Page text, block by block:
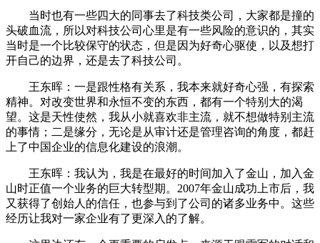
当时也有一些四大的同事去了科技类公司，大家都是撞的
头破血流，所以对科技公司心里是有一些风险的意识的，其实
当时是一个比较保守的状态，但是因为好奇心驱使，以及想打
开自己的边界，还是去了科技公司。
王东晖：一是跟性格有关系，我本来就好奇心强，有探索
精神。对改变世界和永恒不变的东西，都有一个特别大的渴
望。这是天性使然，我从小就喜欢非主流，就不想做特别主流
的事情；二是缘分，无论是从审计还是管理咨询的角度，都赶
上了中国企业的信息化建设的浪潮。
王东晖：我认为，我是在最好的时间加入了金山，加入金
山时正值一个业务的巨大转型期。2007年金山成功上市后，我
又获得了创始人的信任，也参与到了公司的诸多业务中。这些
经历让我对一家企业有了更深入的了解。